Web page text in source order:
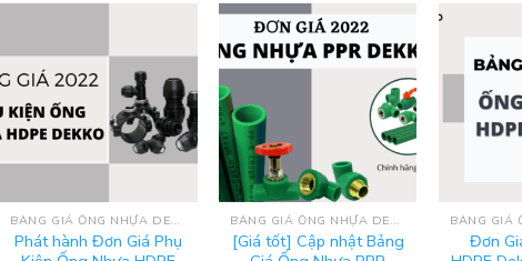
BẢNG GIÁ ỐNG NHỰA DEKKO 2025
Phát hành Đơn Giá Phụ
BẢNG GIÁ ỐNG NHỰA DEKKO 2025
[Giá tốt] Cập nhật Bảng
Đơn